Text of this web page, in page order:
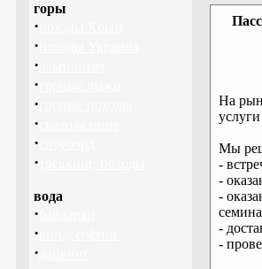
горы
·
·
·
·
·
·
·
·
вода
·
·
·
На
Мы
-
-
-
-
-